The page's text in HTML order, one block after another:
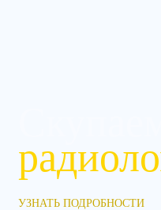
УЗНАТЬ ПОДРОБНОСТИ